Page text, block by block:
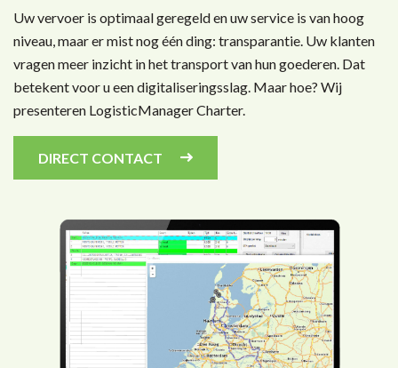
Uw vervoer is optimaal geregeld en uw service is van hoog
niveau, maar er mist nog één ding: transparantie. Uw klanten
vragen meer inzicht in het transport van hun goederen. Dat
betekent voor u een digitaliseringsslag. Maar hoe? Wij
presenteren LogisticManager Charter.
DIRECT CONTACT